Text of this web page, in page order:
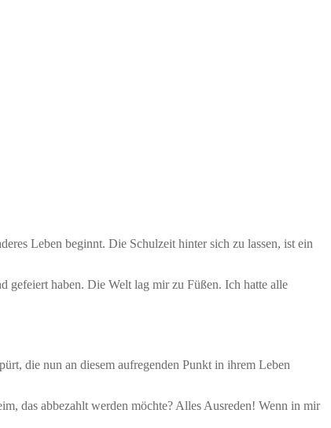
Leben beginnt. Die Schulzeit hinter sich zu lassen, ist ein
gefeiert haben. Die Welt lag mir zu Füßen. Ich hatte alle
die nun an diesem aufregenden Punkt in ihrem Leben
das abbezahlt werden möchte? Alles Ausreden! Wenn in mir